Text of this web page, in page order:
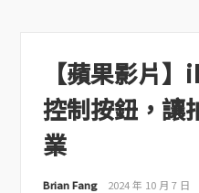
【蘋果影片
控制按鈕，讓
業
Brian Fang 2024 年 10 月 7 日